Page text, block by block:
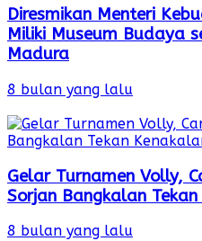
Diresmikan Menteri
Miliki Museum Budaya
Madura
8 bulan yang lalu
Gelar Turnamen Volly,
Sorjan Bangkalan
8 bulan yang lalu